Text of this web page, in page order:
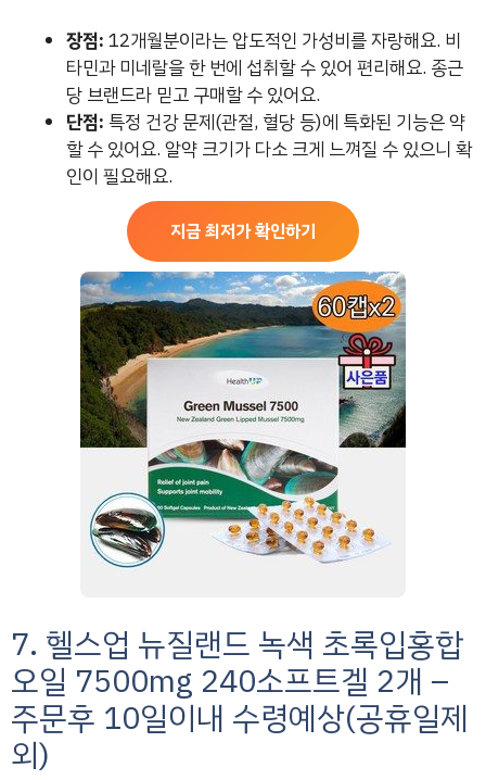
장점: 12개월분이라는 압도적인 가성비를 자랑해요. 비
타민과 미네랄을 한 번에 섭취할 수 있어 편리해요. 종근
당 브랜드라 믿고 구매할 수 있어요.
단점: 특정 건강 문제(관절, 혈당 등)에 특화된 기능은 약
할 수 있어요. 알약 크기가 다소 크게 느껴질 수 있으니 확
인이 필요해요.
지금 최저가 확인하기
7. 헬스업 뉴질랜드 녹색 초록입홍합
오일 7500mg 240소프트겔 2개 –
주문후 10일이내 수령예상(공휴일제
외)